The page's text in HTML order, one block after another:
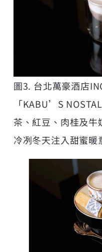
圖3. 台北萬豪酒店
「KABU’S
茶、紅豆、肉桂及
冷冽冬天注入甜蜜暖